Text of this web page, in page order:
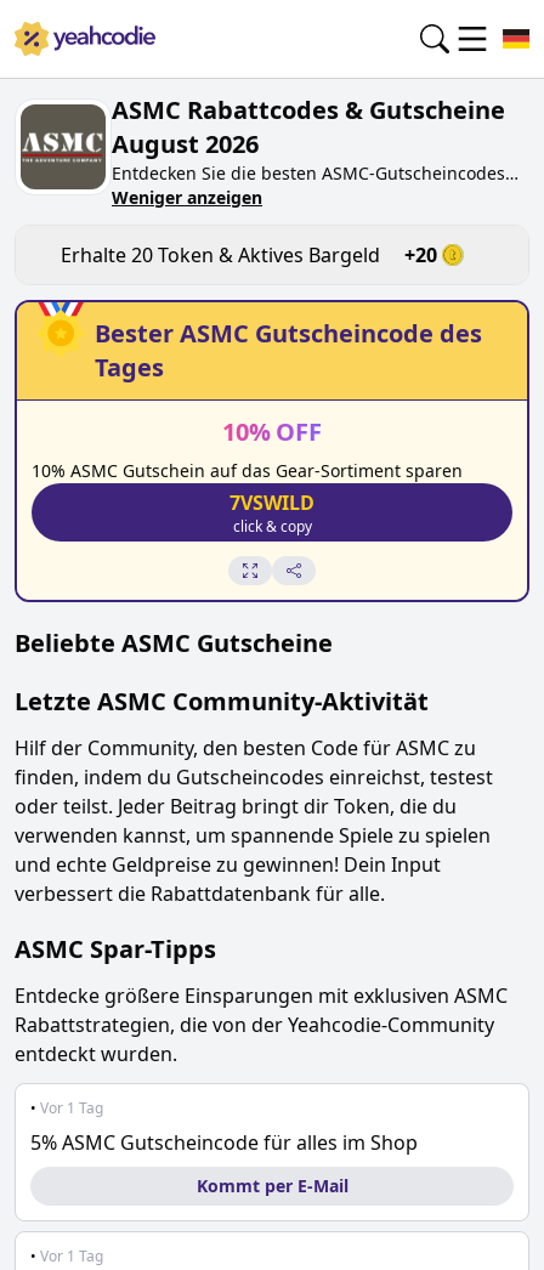
ASMC Rabattcodes & Gutscheine
August 2026
Entdecken Sie die besten ASMC-Gutscheincodes
von heute fürAugust 2026
Token beiasmc.de, indem Sie den Code testen.
Erhalten Sie Belohnungen, wenn Sie
ASMC-
Gutscheincodes einreichen und anderen Käufern
Weniger anzeigen
Erhalte20Token & Aktives Bargeld +20
BesterASMC Gutscheincode des
Tages
10%OFF
10% ASMC Gutschein auf das Gear-Sortiment sparen
7VSWILD
click & copy
Beliebte ASMC Gutscheine
Letzte ASMC Community-Aktivität
Hilf der Community, den besten Code fürASMCzu
finden, indem du Gutscheincodes einreichst, testest
oder teilst. Jeder Beitrag bringt dir Token, die du
verwenden kannst, um spannende Spiele zu spielen
und echte Geldpreise zu gewinnen! Dein Input
verbessert die Rabattdatenbank für alle.
ASMC Spar-Tipps
Entdecke größere Einsparungen mit exklusiven ASMC
Rabattstrategien, die von der Yeahcodie-Community
entdeckt wurden.
• Vor 1 Tag
5% ASMC Gutscheincode für alles im Shop
Kommt per E-Mail
• Vor 1 Tag